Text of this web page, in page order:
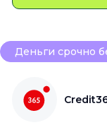
Деньги срочно